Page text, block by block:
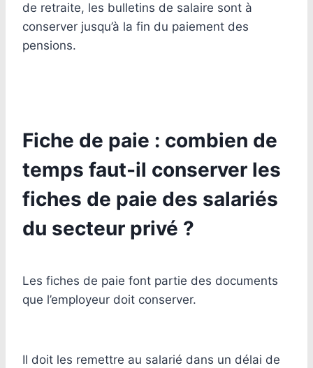
de retraite, les bulletins de salaire sont à
conserver jusqu’à la fin du paiement des
pensions.
Fiche de paie : combien de
temps faut-il conserver les
fiches de paie des salariés
du secteur privé ?
Les fiches de paie font partie des documents
que l’employeur doit conserver.
Il doit les remettre au salarié dans un délai de